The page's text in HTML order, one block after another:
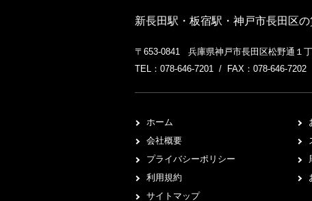
新長田駅・板宿駅・神戸市長田区
〒653-0841 兵庫県神戸市長田区松野通１
TEL：078-646-7201 / FAX：078-646-7202
ホーム
会社概要
プライバシーポリシー
利用規約
サイトマップ